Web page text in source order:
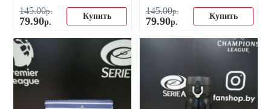
145.00р.
79.90р.
Купить
145.00р.
79.90р.
Купить